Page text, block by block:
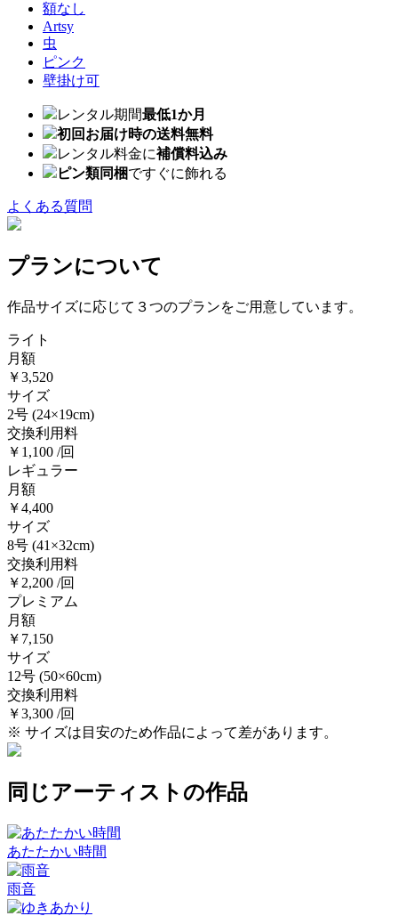
額なし
Artsy
虫
ピンク
壁掛け可
レンタル期間最低1か月
初回お届け時の送料無料
レンタル料金に補償料込み
ピン類同梱ですぐに飾れる
よくある質問
プランについて
作品サイズに応じて３つのプランをご用意しています。
ライト
月額
￥3,520
サイズ
2号 (24×19cm)
交換利用料
￥1,100 /回
レギュラー
月額
￥4,400
サイズ
8号 (41×32cm)
交換利用料
￥2,200 /回
プレミアム
月額
￥7,150
サイズ
12号 (50×60cm)
交換利用料
￥3,300 /回
※ サイズは目安のため作品によって差があります。
同じアーティストの作品
あたたかい時間
雨音